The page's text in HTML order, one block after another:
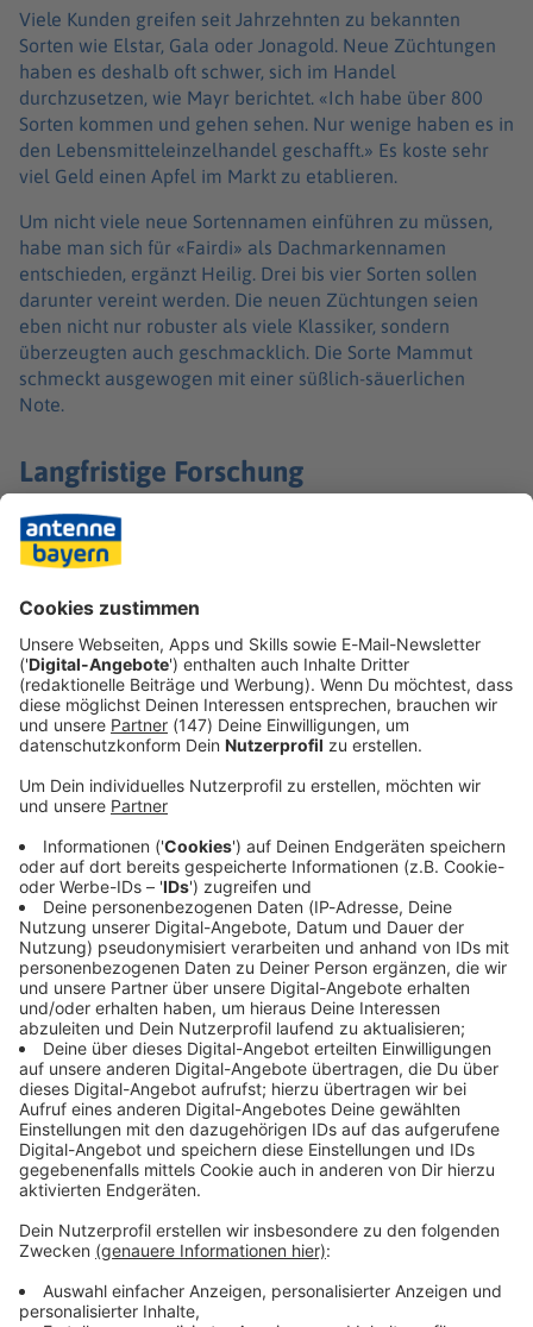
Viele Kunden greifen seit Jahrzehnten zu bekannten
Sorten wie Elstar, Gala oder Jonagold. Neue Züchtungen
haben es deshalb oft schwer, sich im Handel
durchzusetzen, wie Mayr berichtet. «Ich habe über 800
Sorten kommen und gehen sehen. Nur wenige haben es in
den Lebensmitteleinzelhandel geschafft.» Es koste sehr
viel Geld einen Apfel im Markt zu etablieren.
Um nicht viele neue Sortennamen einführen zu müssen,
habe man sich für «Fairdi» als Dachmarkennamen
entschieden, ergänzt Heilig. Drei bis vier Sorten sollen
darunter vereint werden. Die neuen Züchtungen seien
eben nicht nur robuster als viele Klassiker, sondern
überzeugten auch geschmacklich. Die Sorte Mammut
schmeckt ausgewogen mit einer süßlich-säuerlichen
Note.
Langfristige Forschung
Bis eine neue Sorte im Supermarkt landet, vergehen oft 20
Jahre oder mehr - von der ersten Kreuzung bis zum
großflächigen Anbau. Ziel der Versuche ist es deshalb
herauszufinden, welche Sorten sich langfristig im Anbau
Nachhaltigkeitsoffensive soll die Zukunft des Apfelanbaus
am Bodensee sichern.
Immer auf dem Laufenden
Verpass' nichts mehr - mit unserem kostenlosen
ANTENNE BAYERN Newsletter. Ob Nachrichten,
Lifestyle oder unsere neuesten Aktionen - wir